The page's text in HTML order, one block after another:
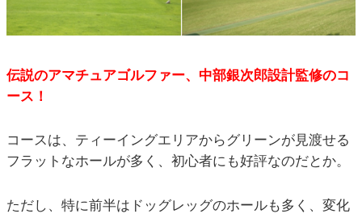
伝説のアマチュアゴルファー、中部銀次郎設計監修のコ
ース！
コースは、ティーイングエリアからグリーンが見渡せる
フラットなホールが多く、初心者にも好評なのだとか。
ただし、特に前半はドッグレッグのホールも多く、変化